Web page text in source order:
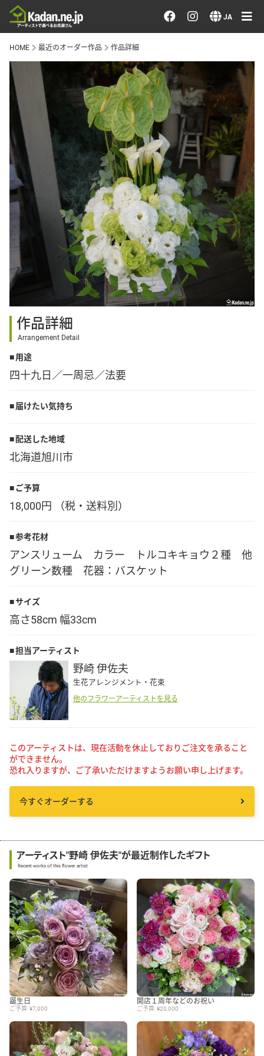
JA
お花を注文する・探す
おまかせ注文
最近のオーダー作品
アーティストで選ぶ
届けたい気持ちで選ぶ
会員メニュー
ログイン
会員登録
その他
注文方法・送料など
instagram
Language
English
HOME 最近のオーダー作品 作品詳細
作品詳細
Arrangement Detail
用途
四十九日／一周忌／法要
届けたい気持ち
配送した地域
北海道旭川市
ご予算
18,000円 （税・送料別）
参考花材
アンスリューム カラー トルコキキョウ２種 他
グリーン数種 花器：バスケット
サイズ
高さ58cm 幅33cm
担当アーティスト
野崎 伊佐夫
生花アレンジメント・花束
他のフラワーアーティストを見る
このアーティストは、現在活動を休止しておりご注文を承ること
ができません。
恐れ入りますが、ご了承いただけますようお願い申し上げます。
今すぐオーダーする
アーティスト"野崎 伊佐夫"が最近制作したギフト
Recent works of this flower artist
誕生日
ご予算: ¥7,000
開店１周年などのお祝い
ご予算: ¥20,000